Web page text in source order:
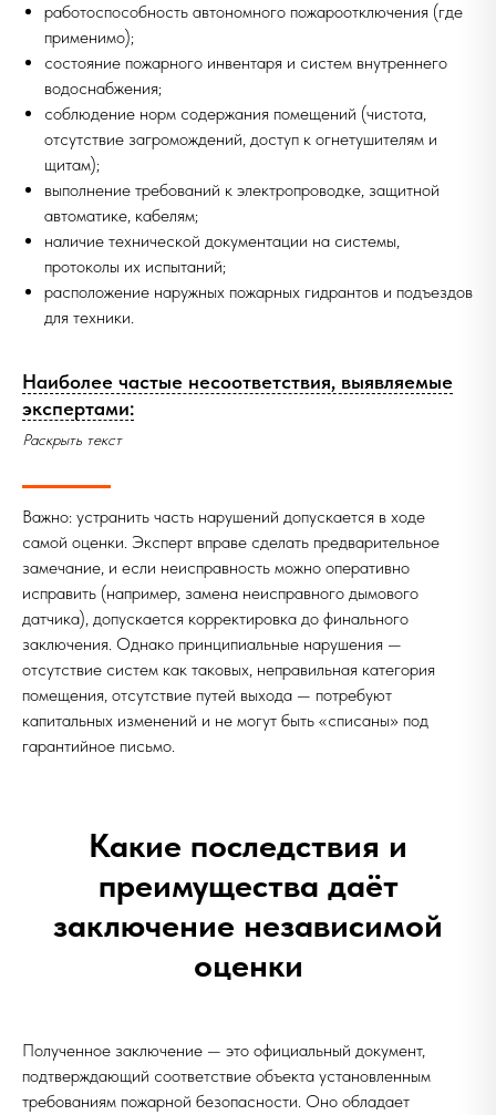
работоспособность автономного пожароотключения (где
применимо);
состояние пожарного инвентаря и систем внутреннего
водоснабжения;
соблюдение норм содержания помещений (чистота,
отсутствие загромождений, доступ к огнетушителям и
щитам);
выполнение требований к электропроводке, защитной
автоматике, кабелям;
наличие технической документации на системы,
протоколы их испытаний;
расположение наружных пожарных гидрантов и подъездов
для техники.
Наиболее частые несоответствия, выявляемые
экспертами:
Раскрыть текст
Важно: устранить часть нарушений допускается в ходе
самой оценки. Эксперт вправе сделать предварительное
замечание, и если неисправность можно оперативно
исправить (например, замена неисправного дымового
датчика), допускается корректировка до финального
заключения. Однако принципиальные нарушения —
отсутствие систем как таковых, неправильная категория
помещения, отсутствие путей выхода — потребуют
капитальных изменений и не могут быть «списаны» под
гарантийное письмо.
Какие последствия и
преимущества даёт
заключение независимой
оценки
Полученное заключение — это официальный документ,
подтверждающий соответствие объекта установленным
требованиям пожарной безопасности. Оно обладает